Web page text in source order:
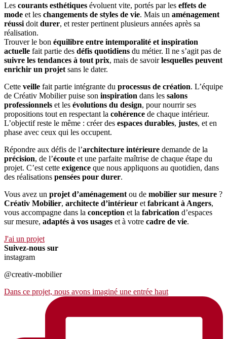
Les courants esthétiques évoluent vite, portés par les effets de
mode et les changements de styles de vie. Mais un aménagement
réussi doit durer, et rester pertinent plusieurs années après sa
réalisation.
Trouver le bon équilibre entre intemporalité et inspiration
actuelle fait partie des défis quotidiens du métier. Il ne s’agit pas de
suivre les tendances à tout prix, mais de savoirlesquelles peuvent
enrichir un projet sans le dater.
Cette veille fait partie intégrante du processus de création. L’équipe
de Créativ Mobilier puise son inspiration dans les salons
professionnels et les évolutions du design, pour nourrir ses
propositions tout en respectant la cohérence de chaque intérieur.
L’objectif reste le même : créer des espaces durables, justes, et en
phase avec ceux qui les occupent.
Répondre aux défis de l’architecture intérieure demande de la
précision, de l’écoute et une parfaite maîtrise de chaque étape du
projet. C’est cette exigence que nous appliquons au quotidien, dans
des réalisations pensées pour durer.
Vous avez un projet d’aménagement ou de mobilier sur mesure ?
Créativ Mobilier, architecte d’intérieur et fabricant à Angers,
vous accompagne dans la conception et la fabrication d’espaces
sur mesure, adaptés à vos usages et à votre cadre de vie.
J'ai un projet
Suivez-nous sur
instagram
@creativ-mobilier
Dans ce projet, nous avons imaginé une entrée haut